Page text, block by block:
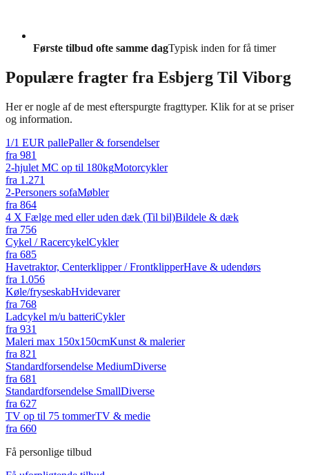
Første tilbud ofte samme dagTypisk inden for få timer
Populære fragter fra Esbjerg Til Viborg
Her er nogle af de mest efterspurgte fragttyper. Klik for at se priser
og information.
1/1 EUR pallePaller & forsendelser
fra 981
2-hjulet MC op til 180kgMotorcykler
fra 1.271
2-Personers sofaMøbler
fra 864
4 X Fælge med eller uden dæk (Til bil)Bildele & dæk
fra 756
Cykel / RacercykelCykler
fra 685
Havetraktor, Centerklipper / FrontklipperHave & udendørs
fra 1.056
Køle/fryseskabHvidevarer
fra 768
Ladcykel m/u batteriCykler
fra 931
Maleri max 150x150cmKunst & malerier
fra 821
Standardforsendelse MediumDiverse
fra 681
Standardforsendelse SmallDiverse
fra 627
TV op til 75 tommerTV & medie
fra 660
Få personlige tilbud